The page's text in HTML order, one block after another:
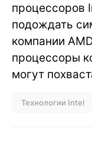
процессоров
подождать
компании
процессоры
могут
Технологии Intel